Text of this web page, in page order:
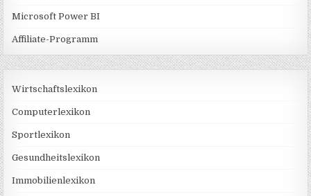
Microsoft Power BI
Affiliate-Programm
Wirtschaftslexikon
Computerlexikon
Sportlexikon
Gesundheitslexikon
Immobilienlexikon